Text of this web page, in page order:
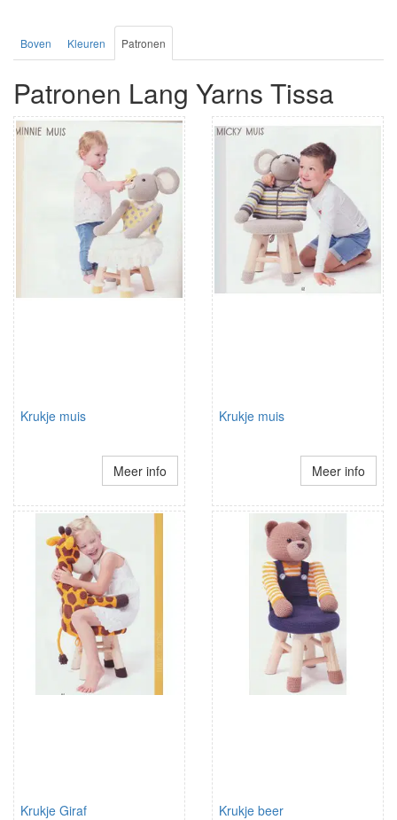
Boven Kleuren Patronen
Patronen Lang Yarns Tissa
Krukje muis
Meer info
Krukje muis
Meer info
Krukje Giraf Krukje beer